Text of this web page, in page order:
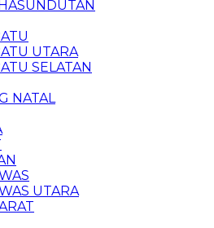
UTARA
SELATAN
NATAL
UTARA